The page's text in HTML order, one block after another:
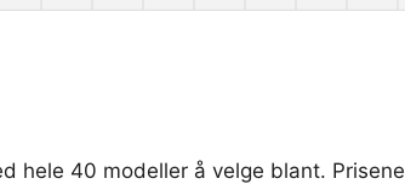
hele 40 modeller å velge blant. Prisene